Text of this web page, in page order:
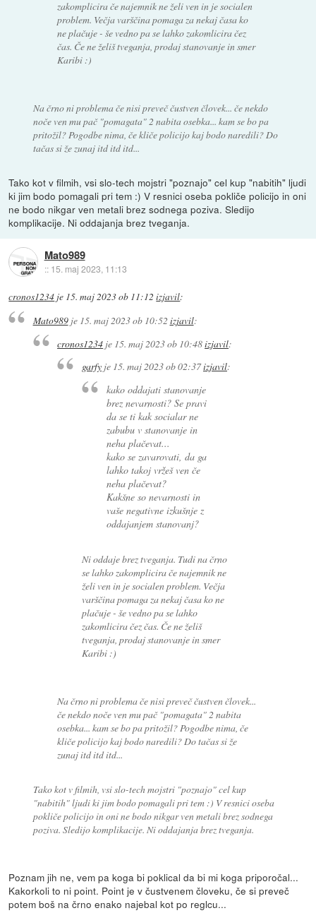
zakomplicira če najemnik ne želi ven in je socialen
problem. Večja varščina pomaga za nekaj časa ko
ne plačuje - še vedno pa se lahko zakomlicira čez
čas. Če ne želiš tveganja, prodaj stanovanje in smer
Karibi :)
Na črno ni problema če nisi preveč čustven človek... če nekdo
noče ven mu pač "pomagata" 2 nabita osebka... kam se bo pa
pritožil? Pogodbe nima, če kliče policijo kaj bodo naredili? Do
tačas si že zunaj itd itd itd...
Tako kot v filmih, vsi slo-tech mojstri "poznajo" cel kup "nabitih" ljudi
ki jim bodo pomagali pri tem :) V resnici oseba pokliče policijo in oni
ne bodo nikgar ven metali brez sodnega poziva. Sledijo
komplikacije. Ni oddajanja brez tveganja.
Mato989
:: 15. maj 2023, 11:13
cronos1234 je 15. maj 2023 ob 11:12 izjavil:
Mato989je 15. maj 2023 ob 10:52 izjavil:
cronos1234 je 15. maj 2023 ob 10:48izjavil:
garfyje 15. maj 2023 ob 02:37izjavil:
kako oddajati stanovanje
brez nevarnosti? Se pravi
da se ti kak socialar ne
zabubu v stanovanje in
neha plačevat...
kako se zavarovati, da ga
lahko takoj vržeš ven če
neha plačevat?
Kakšne so nevarnosti in
vaše negativne izkušnje z
oddajanjem stanovanj?
Ni oddaje brez tveganja. Tudi na črno
se lahko zakomplicira če najemnik ne
želi ven in je socialen problem. Večja
varščina pomaga za nekaj časa ko ne
plačuje - še vedno pa se lahko
zakomlicira čez čas. Če ne želiš
tveganja, prodaj stanovanje in smer
Karibi :)
Na črno ni problema če nisi preveč čustven človek...
če nekdo noče ven mu pač "pomagata" 2 nabita
osebka... kam se bo pa pritožil? Pogodbe nima, če
kliče policijo kaj bodo naredili? Do tačas si že
zunaj itd itd itd...
Tako kot v filmih, vsi slo-tech mojstri "poznajo" cel kup
"nabitih" ljudi ki jim bodo pomagali pri tem :) V resnici oseba
pokliče policijo in oni ne bodo nikgar ven metali brez sodnega
poziva. Sledijo komplikacije. Ni oddajanja brez tveganja.
Poznam jih ne, vem pa koga bi poklical da bi mi koga priporočal...
Kakorkoli to ni point. Point je v čustvenem človeku, če si preveč
potem boš na črno enako najebal kot po reglcu...